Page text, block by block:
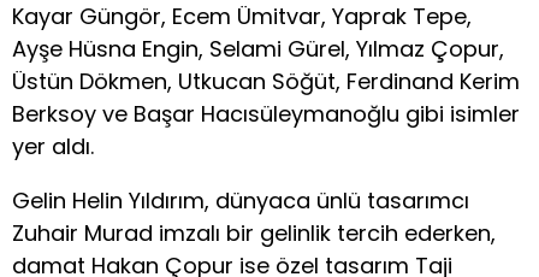
Kayar Güngör, Ecem Ümitvar, Yaprak Tepe,
Ayşe Hüsna Engin, Selami Gürel, Yılmaz Çopur,
Üstün Dökmen, Utkucan Söğüt, Ferdinand Kerim
Berksoy ve Başar Hacısüleymanoğlu gibi isimler
yer aldı.
Gelin Helin Yıldırım, dünyaca ünlü tasarımcı
Zuhair Murad imzalı bir gelinlik tercih ederken,
damat Hakan Çopur ise özel tasarım Taji